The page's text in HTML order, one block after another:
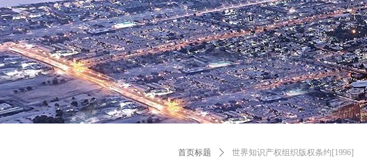
首页标题 ꄲ 世界知识产权组织版权条约[1996]